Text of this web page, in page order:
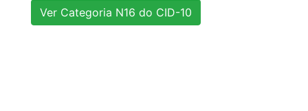
Ver Categoria N16 do CID-10